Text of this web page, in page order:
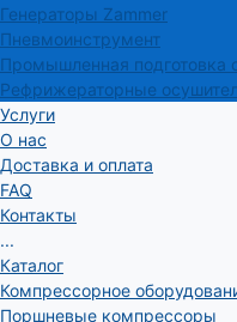
Генераторы Zammer
Пневмоинструмент
Промышленная подготовка
Рефрижераторные
Услуги
О нас
Доставка и оплата
FAQ
Контакты
...
Каталог
Компрессорное
Поршневые компрессоры